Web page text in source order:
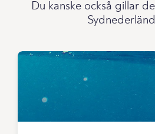
Du kanske också gillar